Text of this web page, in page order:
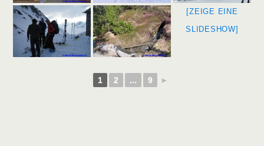
[ZEIGE EINE
SLIDESHOW]
1 2 ... 9 ►